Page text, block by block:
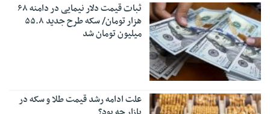
ثبات قیمت دلار نیمایی در دامنه ۶۸
هزار تومان/ سکه طرح جدید ۵۵.۸
میلیون تومان شد
علت ادامه رشد قیمت طلا و سکه در